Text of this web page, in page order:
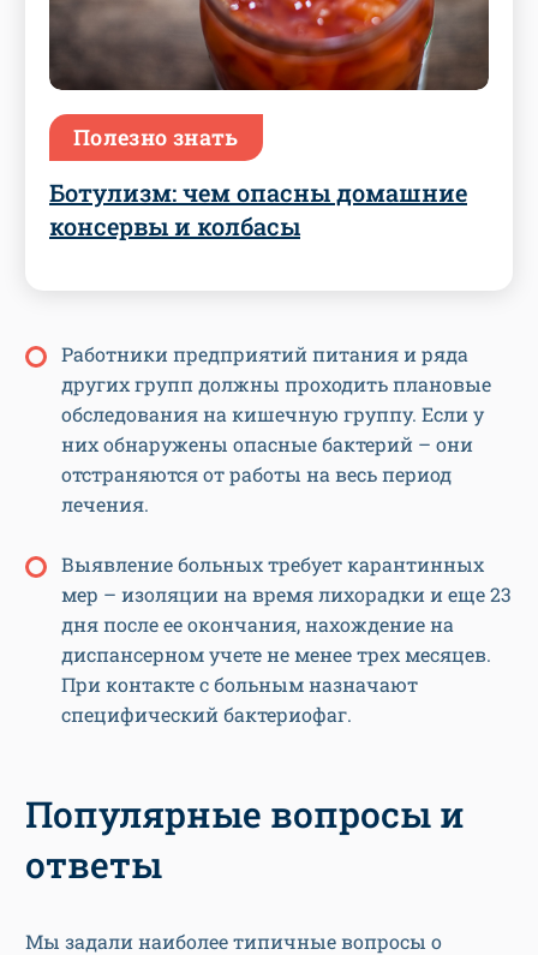
Полезно знать
Ботулизм: чем опасны домашние
консервы и колбасы
Работники предприятий питания и ряда
других групп должны проходить плановые
обследования на кишечную группу. Если у
них обнаружены опасные бактерий – они
отстраняются от работы на весь период
лечения.
Выявление больных требует карантинных
мер – изоляции на время лихорадки и еще 23
дня после ее окончания, нахождение на
диспансерном учете не менее трех месяцев.
При контакте с больным назначают
специфический бактериофаг.
Популярные вопросы и
ответы
Мы задали наиболее типичные вопросы о